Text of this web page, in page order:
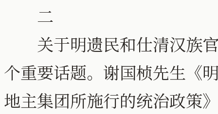
二
关于明遗民和仕清汉族官
个重要话题。谢国桢先生《
地主集团所施行的统治政策